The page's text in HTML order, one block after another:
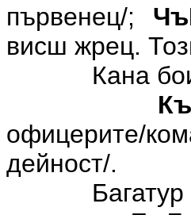
първенец/;
висш жрец.
Кана
офицерите/
дейност/.